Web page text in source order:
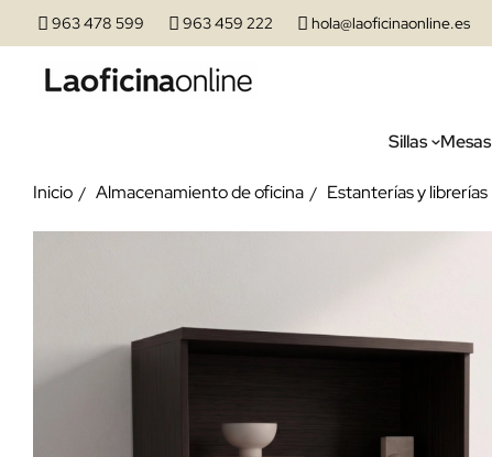
963 478 599 963 459 222 hola@laoficinaonline.es
Sillas Mesas
Inicio Almacenamiento de oficina Estanterías y librerías